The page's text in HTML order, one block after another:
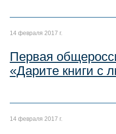
14 февраля 2017 г.
Первая
«Дарите книги с
14 февраля 2017 г.